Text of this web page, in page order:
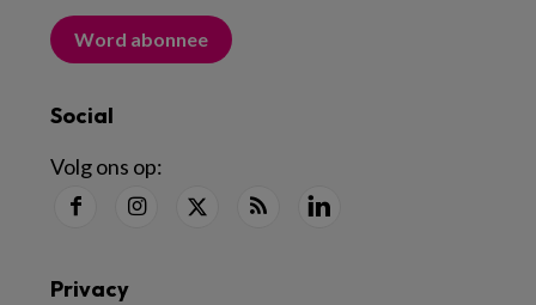
Word abonnee
Social
Volg ons op:
Privacy